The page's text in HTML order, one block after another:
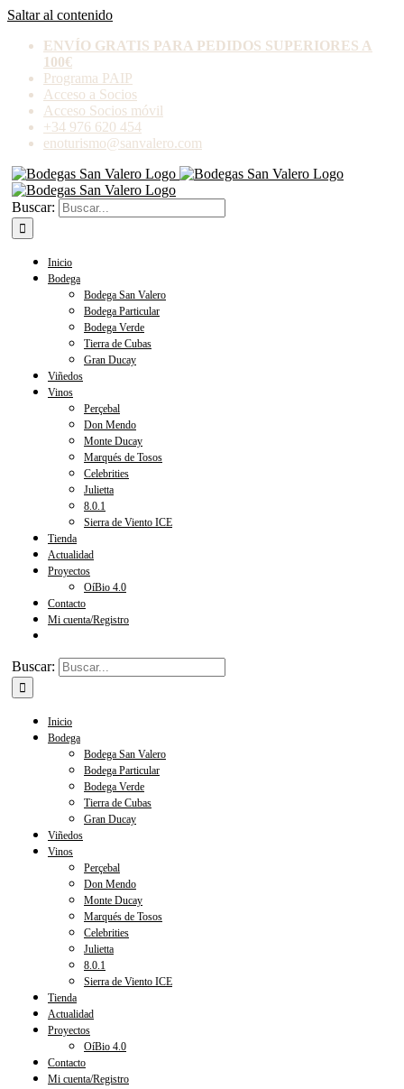
Saltar al contenido
ENVÍO GRATIS PARA PEDIDOS SUPERIORES A
100€
Programa PAIP
Acceso a Socios
Acceso Socios móvil
+34 976 620 454
enoturismo@sanvalero.com
Buscar:
Inicio
Bodega
Bodega San Valero
Bodega Particular
Bodega Verde
Tierra de Cubas
Gran Ducay
Viñedos
Vinos
Perçebal
Don Mendo
Monte Ducay
Marqués de Tosos
Celebrities
Julietta
8.0.1
Sierra de Viento ICE
Tienda
Actualidad
Proyectos
OíBio 4.0
Contacto
Mi cuenta/Registro
Buscar:
Inicio
Bodega
Bodega San Valero
Bodega Particular
Bodega Verde
Tierra de Cubas
Gran Ducay
Viñedos
Vinos
Perçebal
Don Mendo
Monte Ducay
Marqués de Tosos
Celebrities
Julietta
8.0.1
Sierra de Viento ICE
Tienda
Actualidad
Proyectos
OíBio 4.0
Contacto
Mi cuenta/Registro